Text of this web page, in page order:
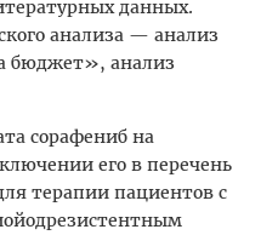
данных.
анализа — анализ
бюджет», анализ
сорафениб на
его в перечень
терапии пациентов с